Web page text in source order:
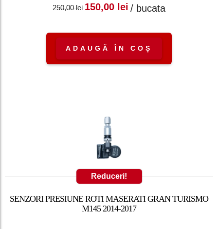
250,00lei
Prețul inițial a fost:
150,00 lei
Prețul curent
/ bucata
ADAUGĂ ÎN COȘ
Reduceri!
SENZORI PRESIUNE ROTI MASERATI GRAN TURISMO
M145 2014-2017